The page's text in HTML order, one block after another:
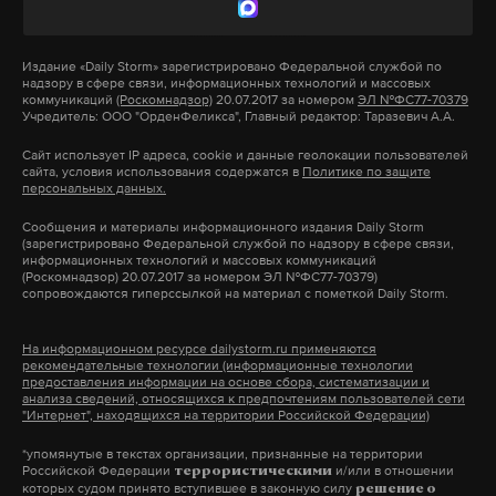
деньги с туристов начнут не ранее 1 мая 2018 года.
определиться с точной суммой сбора, при этом в
2018-м она не должна превышать 50, а в
работает там, где тормозит интернет.
А еще мы есть вTelegram,Дзени
Дзен VK
Издание «Daily Storm» зарегистрировано Федеральной службой по
надзору в сфере связи, информационных технологий и массовых
коммуникаций (Роскомнадзор) 20.07.2017 за номером ЭЛ №ФС77-70379
Учредитель: ООО "ОрденФеликса", Главный редактор: Таразевич А.А.
Сайт использует IP адреса, cookie и данные геолокации пользователей
сайта, условия использования содержатся в Политике по защите
персональных данных.
Сообщения и материалы информационного издания Daily Storm
(зарегистрировано Федеральной службой по надзору в сфере связи,
информационных технологий и массовых коммуникаций
(Роскомнадзор) 20.07.2017 за номером ЭЛ №ФС77-70379)
сопровождаются гиперссылкой на материал с пометкой Daily Storm.
На информационном ресурсе dailystorm.ru применяются
рекомендательные технологии (информационные технологии
предоставления информации на основе сбора, систематизации и
анализа сведений, относящихся к предпочтениям пользователей сети
"Интернет", находящихся на территории Российской Федерации)
*упомянутые в текстах организации, признанные на территории
Российской Федерации террористическими и/или в отношении
которых судом принято вступившее в законную силу решение о